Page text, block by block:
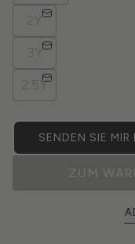
2Y
3Y
2.5Y
SENDEN SIE MIR
ZUM